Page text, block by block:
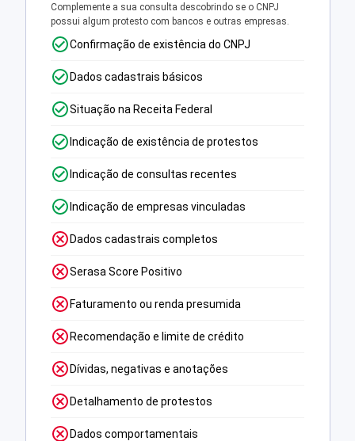
Complemente a sua consulta descobrindo se o CNPJ
possui algum protesto com bancos e outras empresas.
Confirmação de existência do CNPJ
Dados cadastrais básicos
Situação na Receita Federal
Indicação de existência de protestos
Indicação de consultas recentes
Indicação de empresas vinculadas
Dados cadastrais completos
Serasa Score Positivo
Faturamento ou renda presumida
Recomendação e limite de crédito
Dívidas, negativas e anotações
Detalhamento de protestos
Dados comportamentais